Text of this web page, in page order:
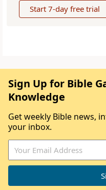
Start 7-day free trial
Sign Up for Bible
Knowledge
Get weekly Bible news,
your inbox.